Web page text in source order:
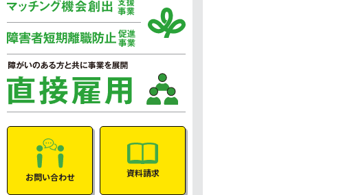
お問い合わせ 資料請求